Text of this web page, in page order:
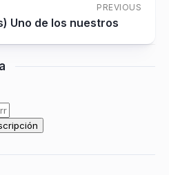
PREVIOUS
Uno de los nuestros